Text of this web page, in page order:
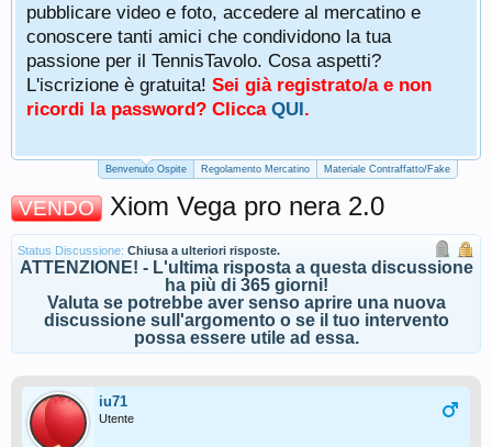
pubblicare video e foto, accedere al mercatino e
conoscere tanti amici che condividono la tua
passione per il TennisTavolo. Cosa aspetti?
L'iscrizione è gratuita! Sei già registrato/a e non
ricordi la password? Clicca QUI.
Benvenuto Ospite Regolamento Mercatino Materiale Contraffatto/Fake
VENDO Xiom Vega pro nera 2.0
Status Discussione: Chiusa a ulteriori risposte.
ATTENZIONE! - L'ultima risposta a questa discussione
ha più di 365 giorni!
Valuta se potrebbe aver senso aprire una nuova
discussione sull'argomento o se il tuo intervento
possa essere utile ad essa.
iu71
Utente